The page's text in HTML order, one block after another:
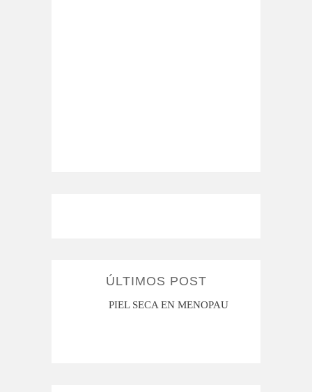
ÚLTIMOS POST
PIEL SECA EN MENOPAUSIA